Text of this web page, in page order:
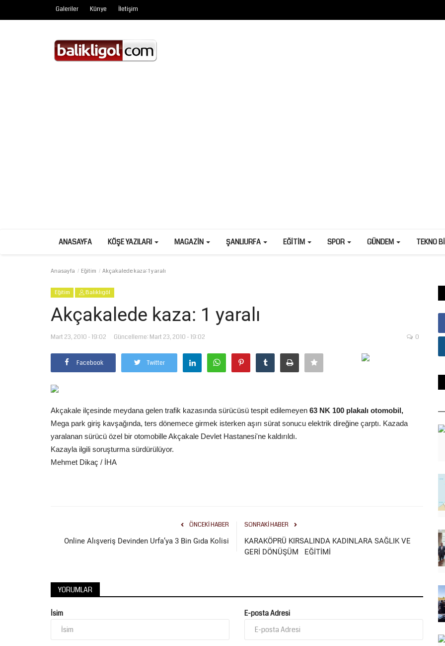
Galeriler Künye İletişim
ANASAYFA KÖŞE YAZILARI MAGAZIN ŞANLIURFA EĞITIM SPOR GÜNDEM TEKNO
Anasayfa Eğitim Akçakalede kaza: 1 yaralı
Eğitim Balıklıgöl
Akçakalede kaza: 1 yaralı
Mart 23, 2010 - 19:02 Güncelleme: Mart 23, 2010 - 19:02 0
Facebook Twitter
Akçakale ilçesinde meydana gelen trafik kazasında sürücüsü tespit edilemeyen 63 NK 100 plakalı otomobil,
Mega park giriş kavşağında, ters dönemece girmek isterken aşırı sürat sonucu elektrik direğine çarptı. Kazada
yaralanan sürücü özel bir otomobille Akçakale Devlet Hastanesi'ne kaldırıldı.
Kazayla ilgili soruşturma sürdürülüyor.
Mehmet Dikaç / İHA
ÖNCEKI HABER
Online Alışveriş Devinden Urfa’ya 3 Bin Gıda Kolisi
SONRAKI HABER
KARAKÖPRÜ KIRSALINDA KADINLARA SAĞLIK VE
GERİ DÖNÜŞÜM EĞİTİMİ
YORUMLAR
İsim E-posta Adresi